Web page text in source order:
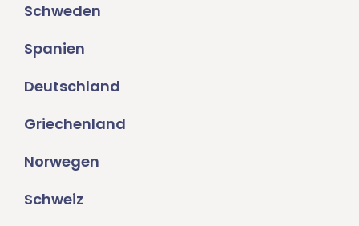
Schweden
Spanien
Deutschland
Griechenland
Norwegen
Schweiz